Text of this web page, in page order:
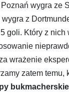
wygra ze
z
goli. Który z nich
wrażenie
zatem temu,
bukmacherskie